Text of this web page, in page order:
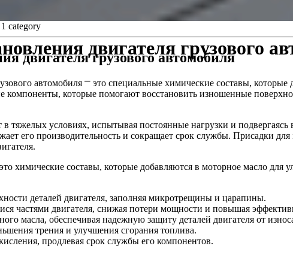
двигателя грузового
1 category
двигателя грузового автомобиля
автомобиля ⎻ это специальные химические составы,
которые помогают восстановить изношенные
тяжелых условиях, испытывая постоянные нагрузки и
его производительность и сокращает срок службы. Присадки
химические составы, которые добавляются в моторное масло
деталей двигателя, заполняя микротрещины и царапины.
частями двигателя, снижая потери мощности и повышая
масла, обеспечивая надежную защиту деталей двигателя от
трения и улучшения сгорания топлива.
продлевая срок службы его компонентов.